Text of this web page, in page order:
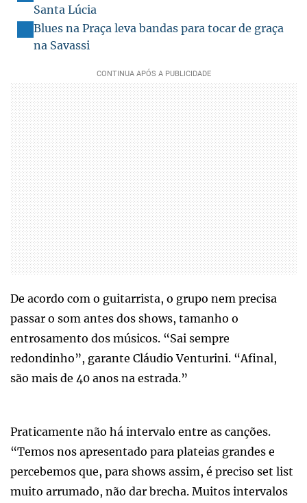
Santa Lúcia
Blues na Praça leva bandas para tocar de graça
na Savassi
De acordo com o guitarrista, o grupo nem precisa
passar o som antes dos shows, tamanho o
entrosamento dos músicos. “Sai sempre
redondinho”, garante Cláudio Venturini. “Afinal,
são mais de 40 anos na estrada.”
Praticamente não há intervalo entre as canções.
“Temos nos apresentado para plateias grandes e
percebemos que, para shows assim, é preciso set list
muito arrumado, não dar brecha. Muitos intervalos